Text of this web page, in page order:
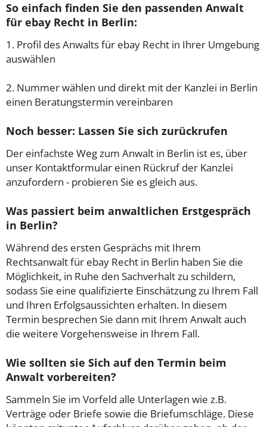
So einfach finden Sie den passenden Anwalt
für ebay Recht in Berlin:
1. Profil des Anwalts für ebay Recht in Ihrer Umgebung
auswählen
2. Nummer wählen und direkt mit der Kanzlei in Berlin
einen Beratungstermin vereinbaren
Noch besser: Lassen Sie sich zurückrufen
Der einfachste Weg zum Anwalt in Berlin ist es, über
unser Kontaktformular einen Rückruf der Kanzlei
anzufordern - probieren Sie es gleich aus.
Was passiert beim anwaltlichen Erstgespräch
in Berlin?
Während des ersten Gesprächs mit Ihrem
Rechtsanwalt für ebay Recht in Berlin haben Sie die
Möglichkeit, in Ruhe den Sachverhalt zu schildern,
sodass Sie eine qualifizierte Einschätzung zu Ihrem Fall
und Ihren Erfolgsaussichten erhalten. In diesem
Termin besprechen Sie dann mit Ihrem Anwalt auch
die weitere Vorgehensweise in Ihrem Fall.
Wie sollten sie Sich auf den Termin beim
Anwalt vorbereiten?
Sammeln Sie im Vorfeld alle Unterlagen wie z.B.
Verträge oder Briefe sowie die Briefumschläge. Diese